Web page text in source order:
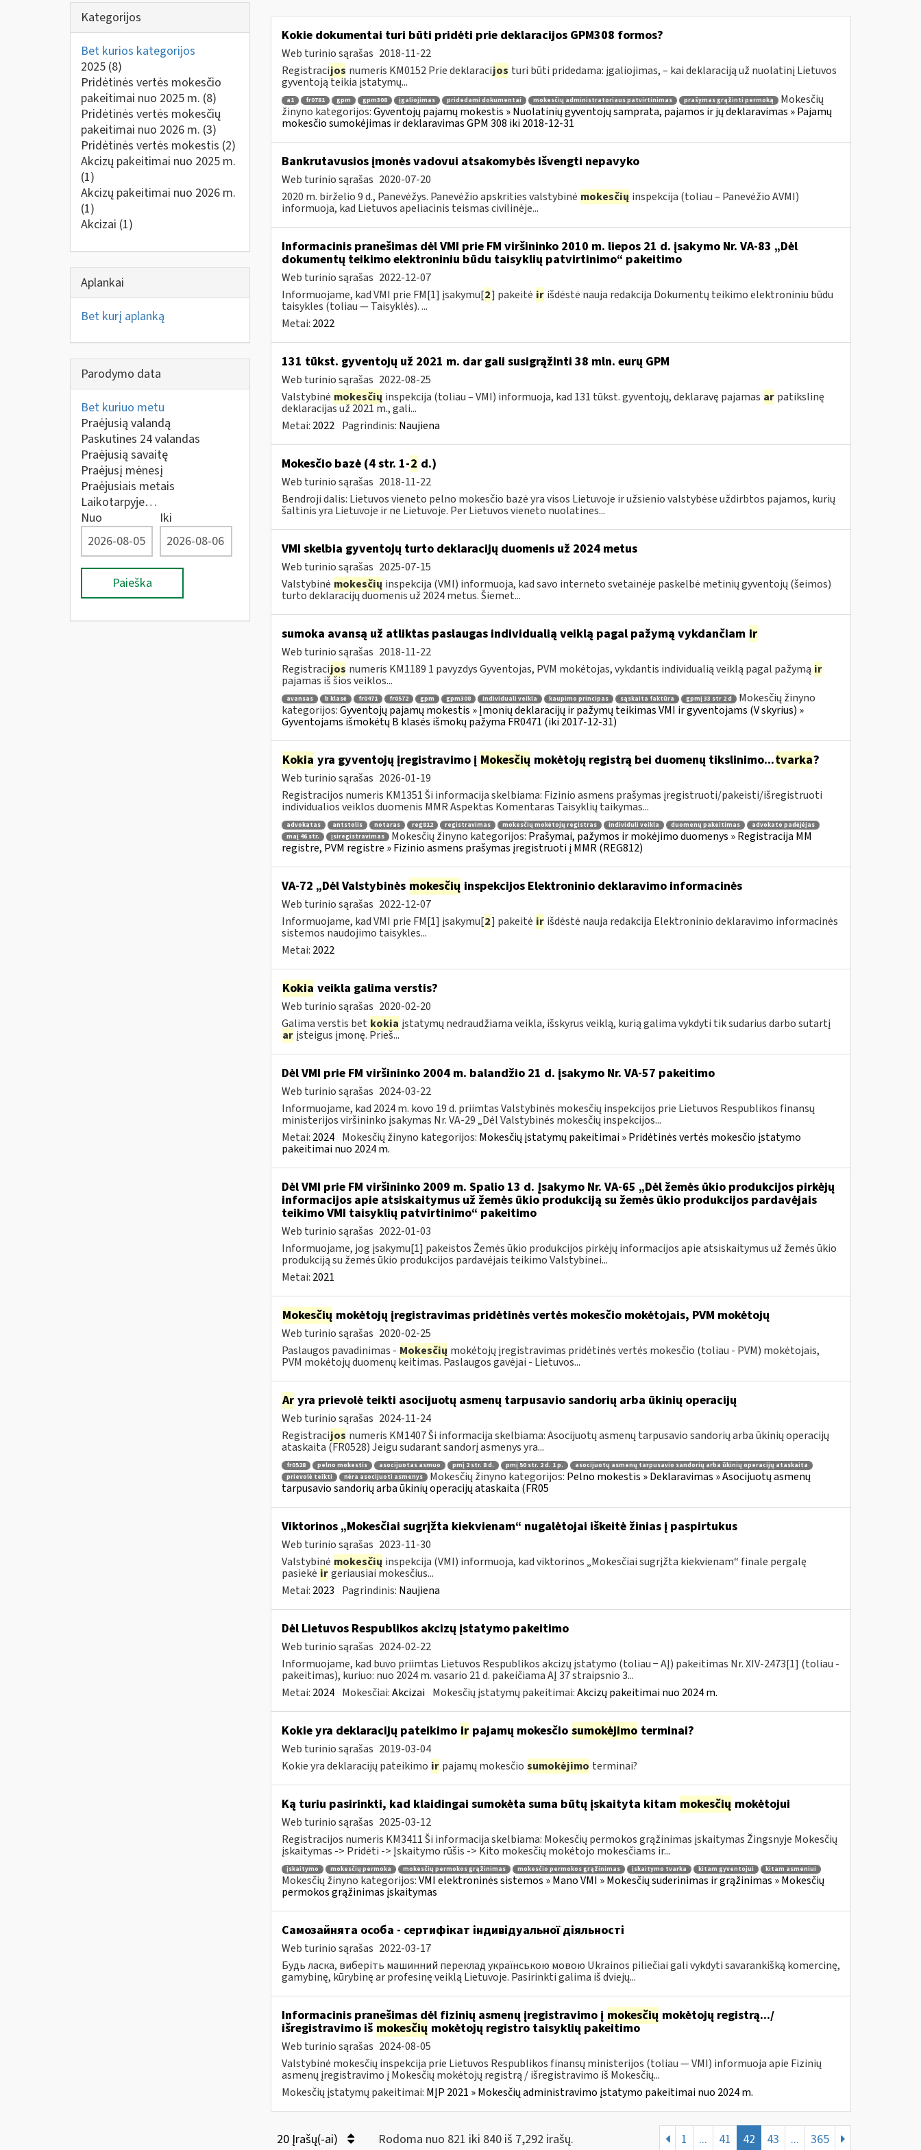
Kategorijos
Bet kurios kategorijos
2025 (8)
Pridėtinės vertės mokesčio
pakeitimai nuo 2025 m. (8)
Pridėtinės vertės mokesčių
pakeitimai nuo 2026 m. (3)
Pridėtinės vertės mokestis (2)
Akcizų pakeitimai nuo 2025 m.
(1)
Akcizų pakeitimai nuo 2026 m.
(1)
Akcizai (1)
Aplankai
Bet kurį aplanką
Parodymo data
Bet kuriuo metu
Praėjusią valandą
Paskutines 24 valandas
Praėjusią savaitę
Praėjusį mėnesį
Praėjusiais metais
Laikotarpyje…
Nuo
Iki
Paieška
Kokie dokumentai turi būti pridėti prie deklaracijos GPM308 formos?
Web turinio sąrašas 2018-11-22
Registracijos numeris KM0152 Prie deklaracijos turi būti pridedama: įgaliojimas, – kai deklaraciją už nuolatinį Lietuvos
gyventoją teikia įstatymų...
a1 fr0781 gpm gpm308 įgaliojimas pridedami dokumentai mokesčių administratoriaus patvirtinimas prašymas grąžinti permoką
Mokesčių
žinyno kategorijos:Gyventojų pajamų mokestis » Nuolatinių gyventojų samprata, pajamos ir jų deklaravimas » Pajamų
mokesčio sumokėjimas ir deklaravimas GPM 308 iki 2018-12-31
Bankrutavusios įmonės vadovui atsakomybės išvengti nepavyko
Web turinio sąrašas 2020-07-20
2020 m. birželio 9 d., Panevėžys. Panevėžio apskrities valstybinė mokesčių inspekcija (toliau – Panevėžio AVMI)
informuoja, kad Lietuvos apeliacinis teismas civilinėje...
Informacinis pranešimas dėl VMI prie FM viršininko 2010 m. liepos 21 d. įsakymo Nr. VA-83 „Dėl
dokumentų teikimo elektroniniu būdu taisyklių patvirtinimo“ pakeitimo
Web turinio sąrašas 2022-12-07
Informuojame, kad VMI prie FM[1] įsakymu[2] pakeitė ir išdėstė nauja redakcija Dokumentų teikimo elektroniniu būdu
taisykles (toliau — Taisyklės). ...
Metai: 2022
131 tūkst. gyventojų už 2021 m. dar gali susigrąžinti 38 mln. eurų GPM
Web turinio sąrašas 2022-08-25
Valstybinė mokesčių inspekcija (toliau – VMI) informuoja, kad 131 tūkst. gyventojų, deklaravę pajamas ar patikslinę
deklaracijas už 2021 m., gali...
Metai: 2022 Pagrindinis: Naujiena
Mokesčio bazė (4 str. 1-2 d.)
Web turinio sąrašas 2018-11-22
Bendroji dalis: Lietuvos vieneto pelno mokesčio bazė yra visos Lietuvoje ir užsienio valstybėse uždirbtos pajamos, kurių
šaltinis yra Lietuvoje ir ne Lietuvoje. Per Lietuvos vieneto nuolatines...
VMI skelbia gyventojų turto deklaracijų duomenis už 2024 metus
Web turinio sąrašas 2025-07-15
Valstybinė mokesčių inspekcija (VMI) informuoja, kad savo interneto svetainėje paskelbė metinių gyventojų (šeimos)
turto deklaracijų duomenis už 2024 metus. Šiemet...
sumoka avansą už atliktas paslaugas individualią veiklą pagal pažymą vykdančiam ir
Web turinio sąrašas 2018-11-22
Registracijos numeris KM1189 1 pavyzdys Gyventojas, PVM mokėtojas, vykdantis individualią veiklą pagal pažymą ir
pajamas iš šios veiklos...
avansas b klasė fr0471 fr0572 gpm gpm308 individuali veikla kaupimo principas sąskaita faktūra gpmį 33 str 2 d
Mokesčių žinyno
kategorijos:Gyventojų pajamų mokestis » Įmonių deklaracijų ir pažymų teikimas VMI ir gyventojams (V skyrius) »
Gyventojams išmokėtų B klasės išmokų pažyma FR0471 (iki 2017-12-31)
Kokia yra gyventojų įregistravimo į Mokesčių mokėtojų registrą bei duomenų tikslinimo...tvarka?
Web turinio sąrašas 2026-01-19
Registracijos numeris KM1351 Ši informacija skelbiama: Fizinio asmens prašymas įregistruoti/pakeisti/išregistruoti
individualios veiklos duomenis MMR Aspektas Komentaras Taisyklių taikymas...
advokatas antstolis notaras reg812 registravimas mokesčių mokėtojų registras individuli veikla duomenų pakeitimas
advokato padėjėjas
maį 46 str.
įsiregistravimas Mokesčių žinyno kategorijos: Prašymai, pažymos ir mokėjimo duomenys » Registracija MM
registre, PVM registre » Fizinio asmens prašymas įregistruoti į MMR (REG812)
VA-72 „Dėl Valstybinės mokesčių inspekcijos Elektroninio deklaravimo informacinės
Web turinio sąrašas 2022-12-07
Informuojame, kad VMI prie FM[1] įsakymu[2] pakeitė ir išdėstė nauja redakcija Elektroninio deklaravimo informacinės
sistemos naudojimo taisykles...
Metai: 2022
Kokia veikla galima verstis?
Web turinio sąrašas 2020-02-20
Galima verstis bet kokia įstatymų nedraudžiama veikla, išskyrus veiklą, kurią galima vykdyti tik sudarius darbo sutartį
ar įsteigus įmonę. Prieš...
Dėl VMI prie FM viršininko 2004 m. balandžio 21 d. įsakymo Nr. VA-57 pakeitimo
Web turinio sąrašas 2024-03-22
Informuojame, kad 2024 m. kovo 19 d. priimtas Valstybinės mokesčių inspekcijos prie Lietuvos Respublikos finansų
ministerijos viršininko įsakymas Nr. VA-29 „Dėl Valstybinės mokesčių inspekcijos...
Metai: 2024 Mokesčių žinyno kategorijos: Mokesčių įstatymų pakeitimai » Pridėtinės vertės mokesčio įstatymo
pakeitimai nuo 2024 m.
Dėl VMI prie FM viršininko 2009 m. Spalio 13 d. Įsakymo Nr. VA-65 „Dėl žemės ūkio produkcijos pirkėjų
informacijos apie atsiskaitymus už žemės ūkio produkciją su žemės ūkio produkcijos pardavėjais
teikimo VMI taisyklių patvirtinimo“ pakeitimo
Web turinio sąrašas 2022-01-03
Informuojame, jog įsakymu[1] pakeistos Žemės ūkio produkcijos pirkėjų informacijos apie atsiskaitymus už žemės ūkio
produkciją su žemės ūkio produkcijos pardavėjais teikimo Valstybinei...
Metai: 2021
Mokesčių mokėtojų įregistravimas pridėtinės vertės mokesčio mokėtojais, PVM mokėtojų
Web turinio sąrašas 2020-02-25
Paslaugos pavadinimas - Mokesčių mokėtojų įregistravimas pridėtinės vertės mokesčio (toliau - PVM) mokėtojais,
PVM mokėtojų duomenų keitimas. Paslaugos gavėjai - Lietuvos...
Aryra prievolė teikti asocijuotų asmenų tarpusavio sandorių arba ūkinių operacijų
Web turinio sąrašas 2024-11-24
Registracijos numeris KM1407 Ši informacija skelbiama: Asocijuotų asmenų tarpusavio sandorių arba ūkinių operacijų
ataskaita (FR0528) Jeigu sudarant sandorį asmenys yra...
fr0528 pelno mokestis asocijuotas asmuo pmį 2 str. 8 d. pmį 50 str. 2 d. 1 p.
asocijuotų asmenų tarpusavio sandorių arba ūkinių operacijų ataskaita
prievolė teikti
nėra asocijuoti asmenys Mokesčių žinyno kategorijos: Pelno mokestis » Deklaravimas » Asocijuotų asmenų
tarpusavio sandorių arba ūkinių operacijų ataskaita (FR05
Viktorinos „Mokesčiai sugrįžta kiekvienam“ nugalėtojai iškeitė žinias į paspirtukus
Web turinio sąrašas 2023-11-30
Valstybinė mokesčių inspekcija (VMI) informuoja, kad viktorinos „Mokesčiai sugrįžta kiekvienam“ finale pergalę
pasiekė ir geriausiai mokesčius...
Metai: 2023 Pagrindinis: Naujiena
Dėl Lietuvos Respublikos akcizų įstatymo pakeitimo
Web turinio sąrašas 2024-02-22
Informuojame, kad buvo priimtas Lietuvos Respublikos akcizų įstatymo (toliau − AĮ) pakeitimas Nr. XIV-2473[1] (toliau -
pakeitimas), kuriuo: nuo 2024 m. vasario 21 d. pakeičiama AĮ 37 straipsnio 3...
Metai: 2024 Mokesčiai:Akcizai Mokesčių įstatymų pakeitimai:Akcizų pakeitimai nuo 2024 m.
Kokie yra deklaracijų pateikimo irpajamų mokesčio sumokėjimo terminai?
Web turinio sąrašas 2019-03-04
Kokie yra deklaracijų pateikimo ir pajamų mokesčio sumokėjimo terminai?
Ką turiu pasirinkti, kad klaidingai sumokėta suma būtų įskaityta kitam mokesčių mokėtojui
Web turinio sąrašas 2025-03-12
Registracijos numeris KM3411 Ši informacija skelbiama: Mokesčių permokos grąžinimas įskaitymas Žingsnyje Mokesčių
įskaitymas -> Pridėti -> Įskaitymo rūšis -> Kito mokesčių mokėtojo mokesčiams ir...
įskaitymo mokesčių permoka mokesčių permokos grąžinimas mokesčio permokos grąžinimas įskaitymo tvarka kitam gyventojui kitam asmeniui
Mokesčių žinyno kategorijos:VMI elektroninės sistemos » Mano VMI » Mokesčių suderinimas ir grąžinimas » Mokesčių
permokos grąžinimas įskaitymas
Самозайнята особа - сертифікат індивідуальної діяльності
Web turinio sąrašas 2022-03-17
Будь ласка, виберіть машинний переклад українською мовою Ukrainos piliečiai gali vykdyti savarankišką komercinę,
gamybinę, kūrybinę ar profesinę veiklą Lietuvoje. Pasirinkti galima iš dviejų...
Informacinis pranešimas dėl fizinių asmenų įregistravimo į mokesčių mokėtojų registrą.../
išregistravimo iš mokesčių mokėtojų registro taisyklių pakeitimo
Web turinio sąrašas 2024-08-05
Valstybinė mokesčių inspekcija prie Lietuvos Respublikos finansų ministerijos (toliau — VMI) informuoja apie Fizinių
asmenų įregistravimo į Mokesčių mokėtojų registrą / išregistravimo iš Mokesčių...
Mokesčių įstatymų pakeitimai: MĮP 2021 » Mokesčių administravimo įstatymo pakeitimai nuo 2024 m.
20 Įrašų(-ai) Rodoma nuo 821 iki 840 iš 7,292 irašų. 1 ... 41 42 43 ... 365